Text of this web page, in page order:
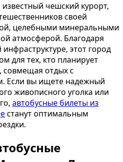
чешский курорт,
своей
целебными минеральными
атмосферой. Благодаря
этот город
для тех, кто планирует
совмещая отдых с
Если вы ищете надежный
живописного уголка или
автобусные билеты из
станут оптимальным